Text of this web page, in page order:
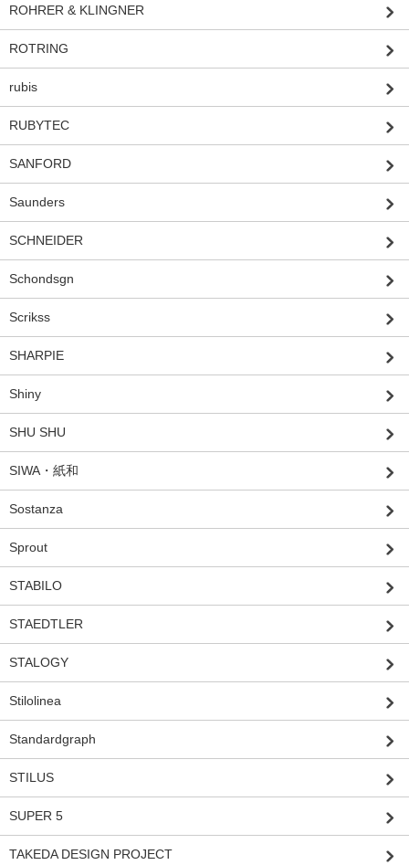
ROHRER & KLINGNER
ROTRING
rubis
RUBYTEC
SANFORD
Saunders
SCHNEIDER
Schondsgn
Scrikss
SHARPIE
Shiny
SHU SHU
SIWA・紙和
Sostanza
Sprout
STABILO
STAEDTLER
STALOGY
Stilolinea
Standardgraph
STILUS
SUPER 5
TAKEDA DESIGN PROJECT